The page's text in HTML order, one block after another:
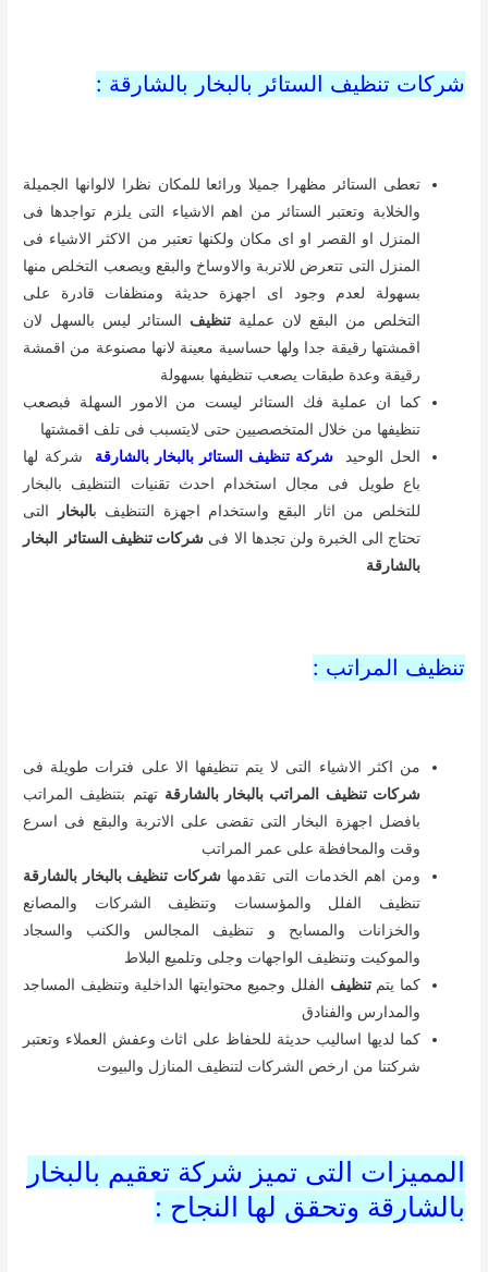
شركات تنظيف الستائر بالبخار بالشارقة :
تعطى الستائر مظهرا جميلا ورائعا للمكان نظرا لالوانها الجميلة
والخلابة وتعتبر الستائر من اهم الاشياء التى يلزم تواجدها فى
المنزل او القصر او اى مكان ولكنها تعتبر من الاكثر الاشياء فى
المنزل التى تتعرض للاتربة والاوساخ والبقع ويصعب التخلص منها
بسهولة لعدم وجود اى اجهزة حديثة ومنظفات قادرة على
التخلص من البقع لان عملية تنظيف الستائر ليس بالسهل لان
اقمشتها رقيقة جدا ولها حساسية معينة لانها مصنوعة من اقمشة
رقيقة وعدة طبقات يصعب تنظيفها بسهولة
كما ان عملية فك الستائر ليست من الامور السهلة فبصعب
تنظيفها من خلال المتخصصيين حتى لايتسبب فى تلف اقمشتها
الحل الوحيدشركة تنظيف الستائر بالبخار بالشارقة
شركة لها
باع طويل فى مجال استخدام احدث تقنيات التنظيف بالبخار
للتخلص من اثار البقع واستخدام اجهزة التنظيف بالبخار
التى
تحتاج الى الخبرة ولن تجدها الا فى شركات تنظيف الستائر البخار
بالشارقة
تنظيف المراتب :
من اكثر الاشياء التى لا يتم تنظيفها الا على فترات طويلة فى
شركات تنظيف المراتب بالبخار بالشارقة تهتم بتنظيف المراتب
بافضل اجهزة البخار التى تقضى على الاتربة والبقع فى اسرع
وقت والمحافظة على عمر المراتب
ومن اهم الخدمات التى تقدمهاشركات تنظيف بالبخار بالشارقة
تنظيف الفلل والمؤسسات وتنظيف الشركات والمصانع
والخزانات والمسابح و تنظيف المجالس والكنب والسجاد
والموكيت وتنظيف الواجهات وجلى وتلميع البلاط
كما يتمتنظيف الفلل وجميع محتوايتها الداخلية وتنظيف المساجد
والمدارس والفنادق
كما لديها اساليب حديثة للحفاظ على اثاث وعفش العملاء وتعتبر
شركتنا من ارخص الشركات لتنظيف المنازل والبيوت
المميزات التى تميز شركة تعقيم بالبخار
بالشارقة وتحقق لها النجاح :